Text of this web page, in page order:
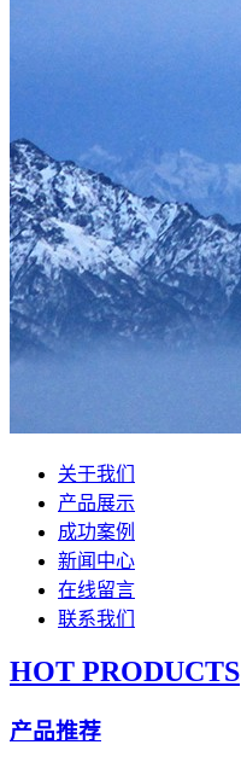
关于我们
产品展示
成功案例
新闻中心
在线留言
联系我们
HOT PRODUCTS
产品推荐